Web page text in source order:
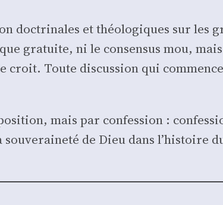
doc­tri­nales et théo­lo­giques sur les
gra­tuite, ni le consen­sus mou,
croit. Toute dis­cus­sion qui
mais par confes­sion :
de Dieu dans l’histoire